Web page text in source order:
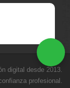
digital desde 2013.
profesional.